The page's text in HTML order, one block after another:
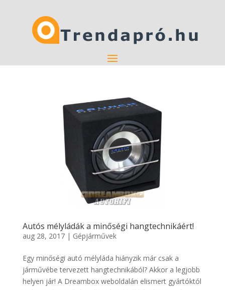
Autós mélyládák a minőségi hangtechnikáért!
aug 28, 2017| Gépjárművek
Egy minőségi autó mélyláda hiányzik már csak a
járművébe tervezett hangtechnikából? Akkor a legjobb
helyen jár! A Dreambox weboldalán elismert gyártóktól